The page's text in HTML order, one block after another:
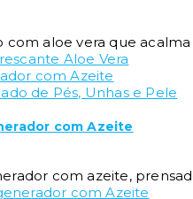
com aloe vera que acalma
de Pés, Unhas e Pele
com Azeite
com azeite,